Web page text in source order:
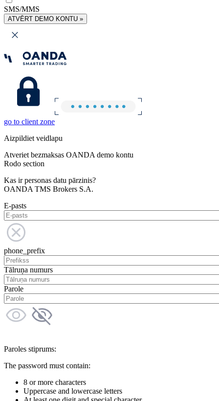
SMS/MMS
ATVĒRT DEMO KONTU »
go to client zone
Aizpildiet veidlapu
Atveriet bezmaksas OANDA demo kontu
Rodo section
Kas ir personas datu pārzinis?
OANDA TMS Brokers S.A.
E-pasts
phone_prefix
Tālruņa numurs
Parole
Paroles stiprums:
The password must contain:
8 or more characters
Uppercase and lowercase letters